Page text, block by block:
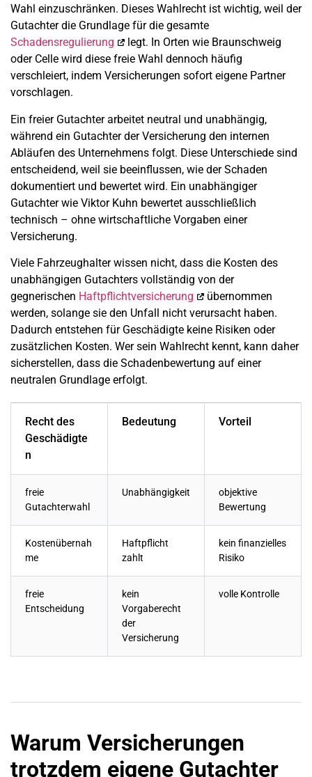
Wahl einzuschränken. Dieses Wahlrecht ist wichtig, weil der
Gutachter die Grundlage für die gesamte
Schadensregulierung
legt. In Orten wie Braunschweig
oder Celle wird diese freie Wahl dennoch häufig
verschleiert, indem Versicherungen sofort eigene Partner
vorschlagen.
Ein freier Gutachter arbeitet neutral und unabhängig,
während ein Gutachter der Versicherung den internen
Abläufen des Unternehmens folgt. Diese Unterschiede sind
entscheidend, weil sie beeinflussen, wie der Schaden
dokumentiert und bewertet wird. Ein unabhängiger
Gutachter wie Viktor Kuhn bewertet ausschließlich
technisch – ohne wirtschaftliche Vorgaben einer
Versicherung.
Viele Fahrzeughalter wissen nicht, dass die Kosten des
unabhängigen Gutachters vollständig von der
gegnerischen Haftpflichtversicherung
übernommen
werden, solange sie den Unfall nicht verursacht haben.
Dadurch entstehen für Geschädigte keine Risiken oder
zusätzlichen Kosten. Wer sein Wahlrecht kennt, kann daher
sicherstellen, dass die Schadenbewertung auf einer
neutralen Grundlage erfolgt.
Recht des
Geschädigte
n
Bedeutung Vorteil
freie
Gutachterwahl
Unabhängigkeit
objektive
Bewertung
Kostenübernah
me
Haftpflicht
zahlt
kein finanzielles
Risiko
freie
Entscheidung
kein
Vorgaberecht
der
Versicherung
volle Kontrolle
Warum Versicherungen
trotzdem eigene Gutachter